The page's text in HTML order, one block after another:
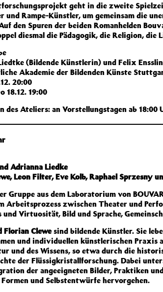
geht in die zweite
und Rampe-Künstler, um gemeinsam die
den Spuren der beiden Romanhelden
diesmal die Pädagogik, die Religion, die
(Bildende Künstlerin) und Felix
Akademie der Bildenden Künste
20:00
18.12. 19:00
des Ateliers: an Vorstellungstagen ab 18:00
Adrianna Liedke
Leon Filter, Eve Kolb, Raphael Sprzesny
Gruppe aus dem Laboratorium von
Arbeitsprozess zwischen Theater und
Virtuosität, Bild und Sprache,
Florian Clewesind bildende Künstler. Sie
und individuellen künstlerischen
und des Wissens, so etwa durch die
der Flüssigkristallforschung. Dabei
der angeeigneten Bilder, Praktiken
und Selbstentwürfe hervorgehen.